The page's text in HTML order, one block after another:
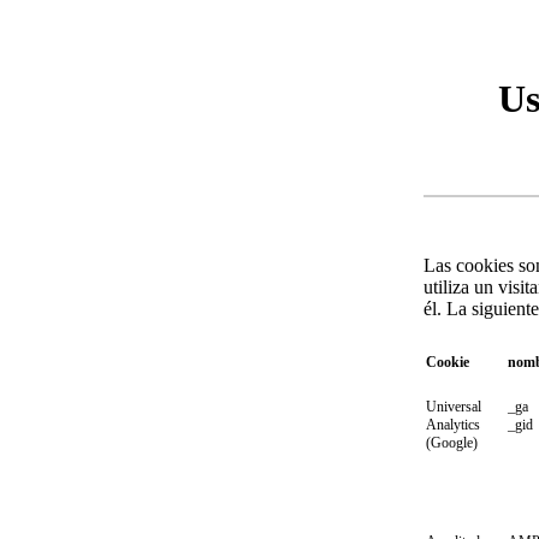
Las cookies
utiliza un
él. La
Cookie
Universal
Analytics
(Google)
_ga
_gid